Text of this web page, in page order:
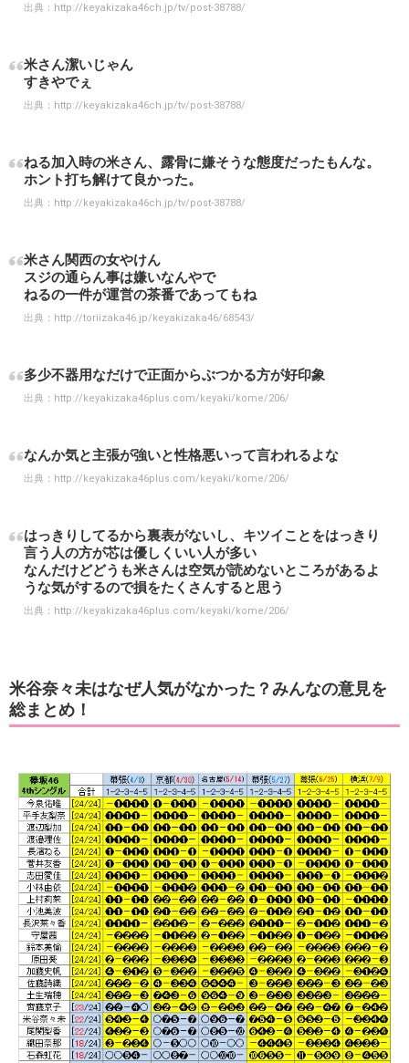
出典： http://keyakizaka46ch.jp/tv/post-38788/
米さん潔いじゃん
すきやでぇ
出典： http://keyakizaka46ch.jp/tv/post-38788/
ねる加入時の米さん、露骨に嫌そうな態度だったもんな。
ホント打ち解けて良かった。
出典： http://keyakizaka46ch.jp/tv/post-38788/
米さん関西の女やけん
スジの通らん事は嫌いなんやで
ねるの一件が運営の茶番であってもね
出典： http://toriizaka46.jp/keyakizaka46/68543/
多少不器用なだけで正面からぶつかる方が好印象
出典： http://keyakizaka46plus.com/keyaki/kome/206/
なんか気と主張が強いと性格悪いって言われるよな
出典： http://keyakizaka46plus.com/keyaki/kome/206/
はっきりしてるから裏表がないし、キツイことをはっきり
言う人の方が芯は優しくいい人が多い
なんだけどどうも米さんは空気が読めないところがあるよ
うな気がするので損をたくさんすると思う
出典： http://keyakizaka46plus.com/keyaki/kome/206/
米谷奈々未はなぜ人気がなかった？みんなの意見を
総まとめ！